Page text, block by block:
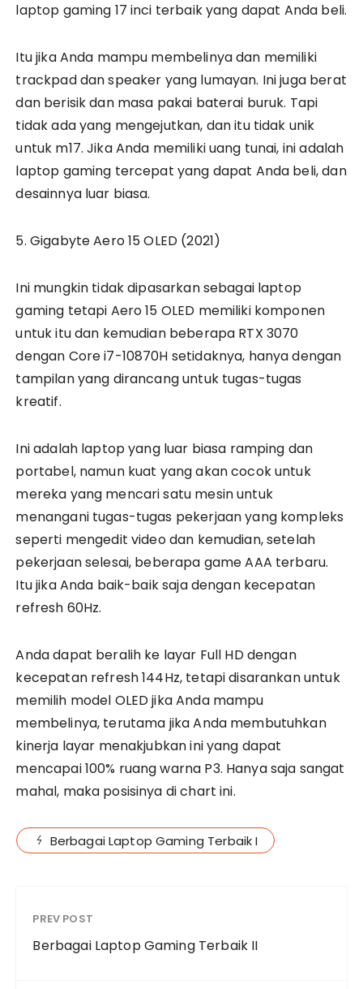
laptop gaming 17 inci terbaik yang dapat Anda beli.
Itu jika Anda mampu membelinya dan memiliki
trackpad dan speaker yang lumayan. Ini juga berat
dan berisik dan masa pakai baterai buruk. Tapi
tidak ada yang mengejutkan, dan itu tidak unik
untuk m17. Jika Anda memiliki uang tunai, ini adalah
laptop gaming tercepat yang dapat Anda beli, dan
desainnya luar biasa.
5. Gigabyte Aero 15 OLED (2021)
Ini mungkin tidak dipasarkan sebagai laptop
gaming tetapi Aero 15 OLED memiliki komponen
untuk itu dan kemudian beberapa RTX 3070
dengan Core i7-10870H setidaknya, hanya dengan
tampilan yang dirancang untuk tugas-tugas
kreatif.
Ini adalah laptop yang luar biasa ramping dan
portabel, namun kuat yang akan cocok untuk
mereka yang mencari satu mesin untuk
menangani tugas-tugas pekerjaan yang kompleks
seperti mengedit video dan kemudian, setelah
pekerjaan selesai, beberapa game AAA terbaru.
Itu jika Anda baik-baik saja dengan kecepatan
refresh 60Hz.
Anda dapat beralih ke layar Full HD dengan
kecepatan refresh 144Hz, tetapi disarankan untuk
memilih model OLED jika Anda mampu
membelinya, terutama jika Anda membutuhkan
kinerja layar menakjubkan ini yang dapat
mencapai 100% ruang warna P3. Hanya saja sangat
mahal, maka posisinya di chart ini.
Berbagai Laptop Gaming Terbaik I
PREV POST
Berbagai Laptop Gaming Terbaik II